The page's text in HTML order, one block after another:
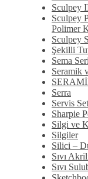
Sculpey
Sculpey
Polimer
Sculpey
Şekilli
Sema
Seramik
Serra
Servis
Sharpie
Silgi ve
Silgiler
Silici –
Sıvı
Sıvı